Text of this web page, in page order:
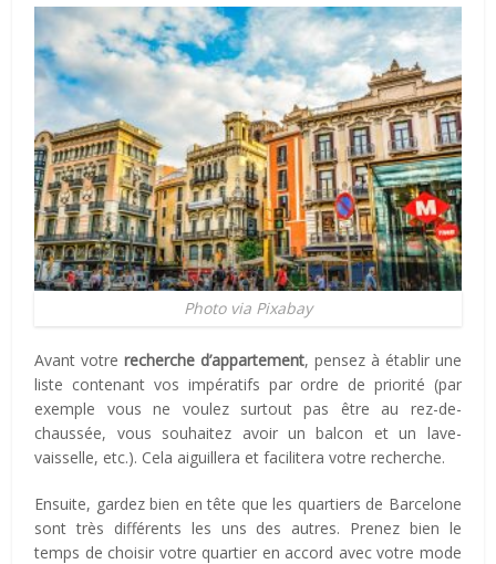
Photo via Pixabay
Avant votrerecherche d’appartement, pensez à établir une
liste contenant vos impératifs par ordre de priorité (par
exemple vous ne voulez surtout pas être au rez-de-
chaussée, vous souhaitez avoir un balcon et un lave-
vaisselle, etc.). Cela aiguillera et facilitera votre recherche.
Ensuite, gardez bien en tête que les quartiers de Barcelone
sont très différents les uns des autres. Prenez bien le
temps de choisir votre quartier en accord avec votre mode